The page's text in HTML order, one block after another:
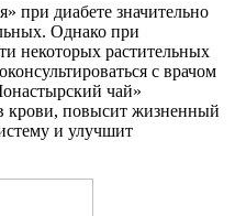
при диабете значительно
Однако при
некоторых растительных
с врачом
чай»
в крови, повысит жизненный
и улучшит